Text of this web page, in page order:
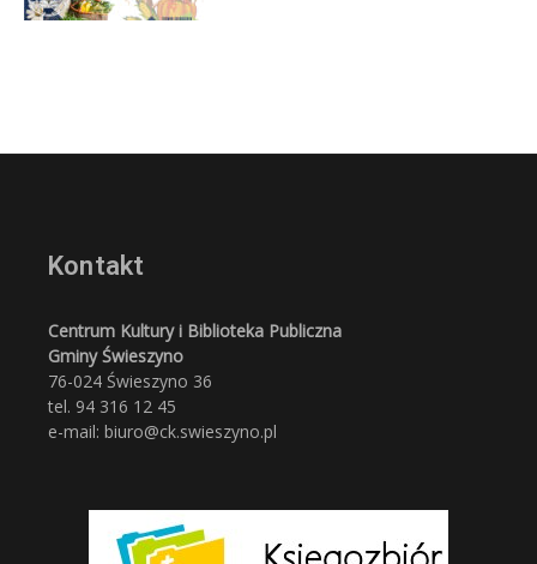
Kontakt
Centrum Kultury i Biblioteka Publiczna
Gminy Świeszyno
76-024 Świeszyno 36
tel. 94 316 12 45
e-mail: biuro@ck.swieszyno.pl